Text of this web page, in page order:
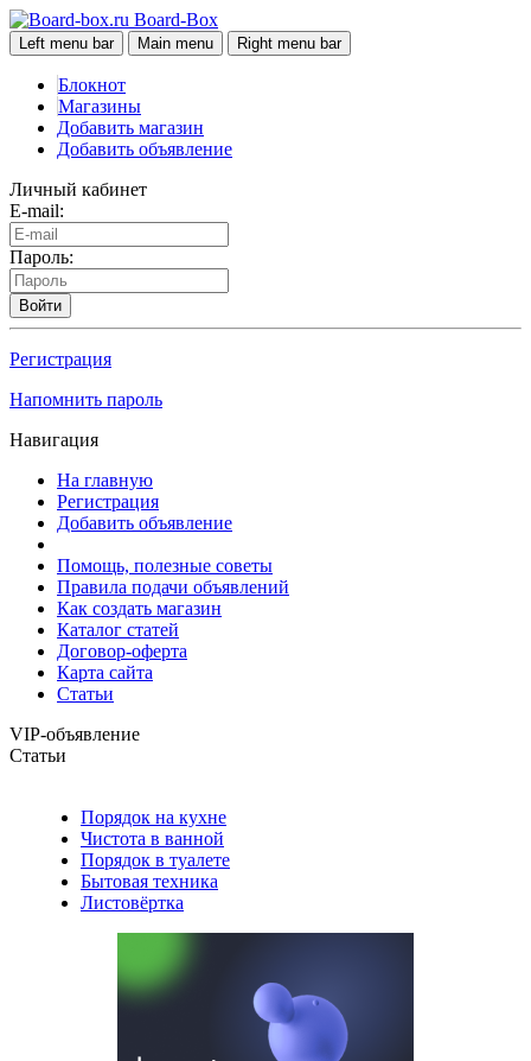
Board-Box
Left menu bar Main menu Right menu bar
Блокнот
Магазины
Добавить магазин
Добавить объявление
Личный кабинет
E-mail:
Пароль:
Войти
Регистрация
Напомнить пароль
Навигация
На главную
Регистрация
Добавить объявление
Помощь, полезные советы
Правила подачи объявлений
Как создать магазин
Каталог статей
Договор-оферта
Карта сайта
Статьи
VIP-объявление
Статьи
Порядок на кухне
Чистота в ванной
Порядок в туалете
Бытовая техника
Листовёртка